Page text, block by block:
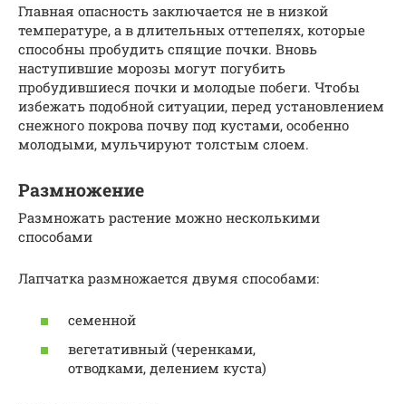
Главная опасность заключается не в низкой
температуре, а в длительных оттепелях, которые
способны пробудить спящие почки. Вновь
наступившие морозы могут погубить
пробудившиеся почки и молодые побеги. Чтобы
избежать подобной ситуации, перед установлением
снежного покрова почву под кустами, особенно
молодыми, мульчируют толстым слоем.
Размножение
Размножать растение можно несколькими
способами
Лапчатка размножается двумя способами:
семенной
вегетативный (черенками,
отводками, делением куста)